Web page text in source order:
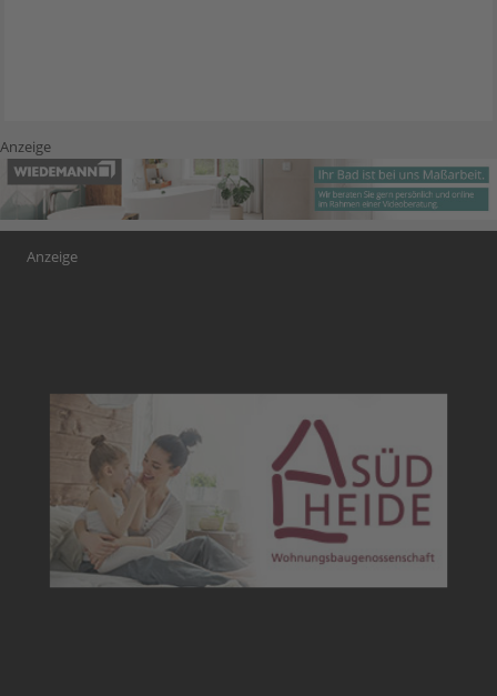
Anzeige
Anzeige